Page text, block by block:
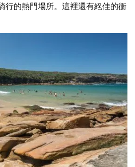
行的熱門場所。這裡還有絕佳的衝